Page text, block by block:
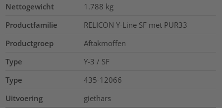
Nettogewicht 1.788 kg
Productfamilie
RELICON Y-Line SF met PUR33
Productgroep
Aftakmoffen
Type
Y-3 / SF
Type
435-12066
Uitvoering
giethars